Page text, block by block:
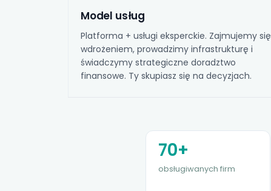
Model usług
Platforma + usługi eksperckie. Zajmujemy się
wdrożeniem, prowadzimy infrastrukturę i
świadczymy strategiczne doradztwo
finansowe. Ty skupiasz się na decyzjach.
70+
obsługiwanych firm